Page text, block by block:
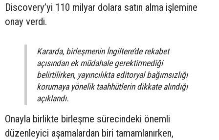
Discovery’yi 110 milyar dolara satın alma işlemine
onay verdi.
Kararda, birleşmenin İngiltere’de rekabet
açısından ek müdahale gerektirmediği
belirtilirken, yayıncılıkta editoryal bağımsızlığı
korumaya yönelik taahhütlerin dikkate alındığı
açıklandı.
Onayla birlikte birleşme sürecindeki önemli
düzenleyici aşamalardan biri tamamlanırken,